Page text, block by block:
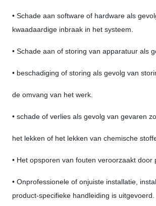
• Schade aan software of hardware als
kwaadaardige inbraak in het systeem.
• Schade aan of storing van apparatuur als
• beschadiging of storing als gevolg van
de omvang van het werk.
• schade of verlies als gevolg van gevaren
het lekken of het lekken van chemische
• Het opsporen van fouten veroorzaakt
• Onprofessionele of onjuiste installatie,
product-specifieke handleiding is uitgevoerd.